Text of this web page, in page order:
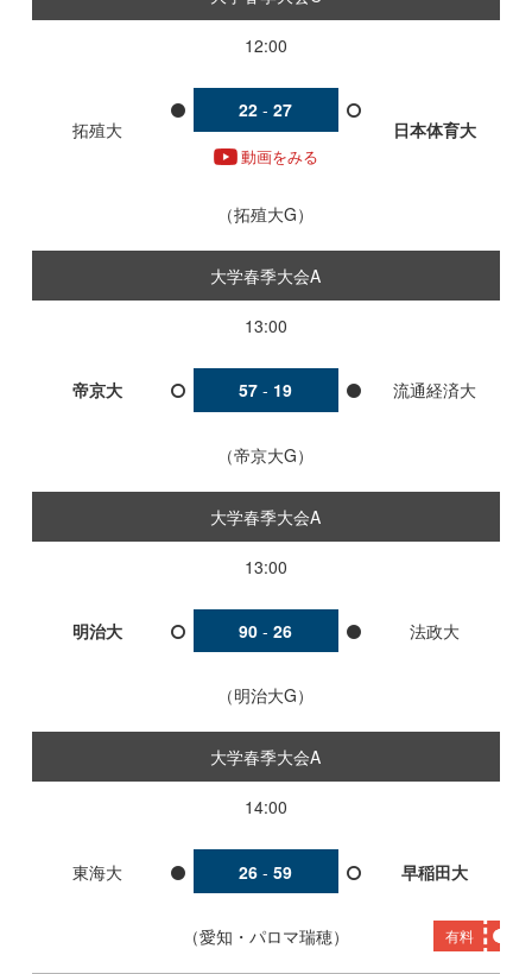
12:00
拓殖大
22 - 27
動画をみる
日本体育大
拓殖大G
大学春季大会A
13:00
帝京大 57 - 19 流通経済大
帝京大G
大学春季大会A
13:00
明治大 90 - 26 法政大
明治大G
大学春季大会A
14:00
東海大 26 - 59 早稲田大
愛知・パロマ瑞穂 有料